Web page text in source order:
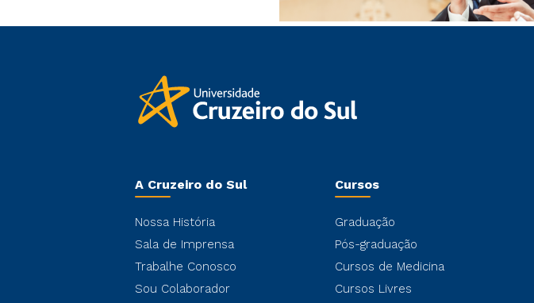
A Cruzeiro do Sul
Nossa História
Sala de Imprensa
Trabalhe Conosco
Sou Colaborador
Cursos
Graduação
Pós-graduação
Cursos de Medicina
Cursos Livres